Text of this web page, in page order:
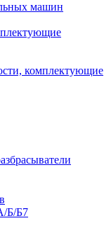
машин
комплектующие
Б/Б7